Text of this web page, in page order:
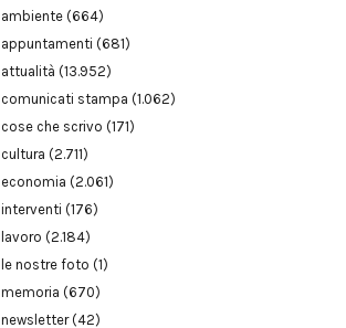
ambiente (664)
appuntamenti (681)
attualità (13.952)
comunicati stampa (1.062)
cose che scrivo (171)
cultura (2.711)
economia (2.061)
interventi (176)
lavoro (2.184)
le nostre foto (1)
memoria (670)
newsletter(42)